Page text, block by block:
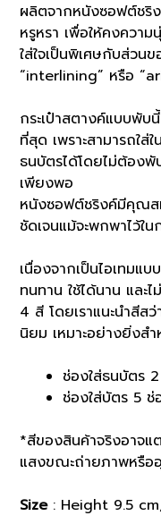
ผลิตจากหนังซอฟต์ชริ
หรูหรา เพื่อให้คงควา
ใส่ใจเป็นพิเศษกับส่วน
“interlining” หรือ
กระเป๋าสตางค์แบบพับ
ที่สุด เพราะสามารถใส่
ธนบัตรได้โดยไม่ต้องพั
เพียงพอ
หนังซอฟต์ชริงค์มีคุณส
ชัดเจนแม้จะพกพาไว้ใน
เนื่องจากเป็นไอเทมแ
ทนทาน ใช้ได้นาน และ
4 สี โดยเราแนะนำสีส
นิยม เหมาะอย่างยิ่งส
ช่องใส่ธนบัตร
ช่องใส่บัตร 5
*สีของสินค้าจริงอาจ
แสงขณะถ่ายภาพหรื
Size: Height 9.5